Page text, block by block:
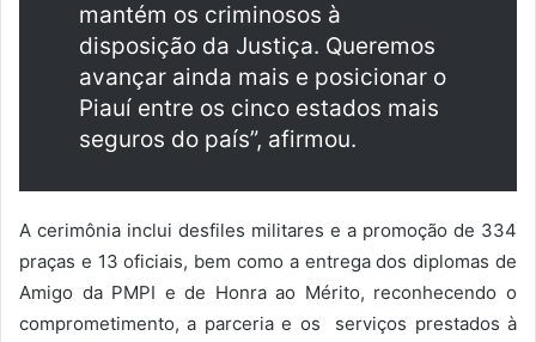
mantém os criminosos à
disposição da Justiça. Queremos
avançar ainda mais e posicionar o
Piauí entre os cinco estados mais
seguros do país”, afirmou.
A cerimônia inclui desfiles militares e a promoção de 334
praças e 13 oficiais, bem como a entrega dos diplomas de
Amigo da PMPI e de Honra ao Mérito, reconhecendo o
comprometimento, a parceria e os serviços prestados à